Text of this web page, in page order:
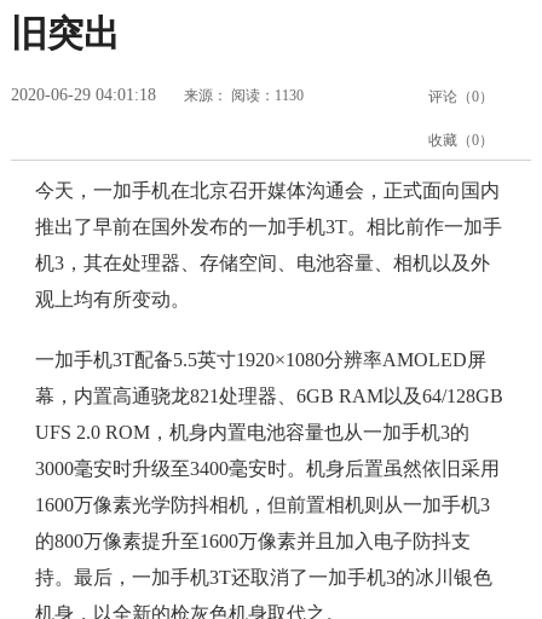
旧突出
2020-06-29 04:01:18 来源： 阅读：1130 评论（0）
收藏（0）
今天，一加手机在北京召开媒体沟通会，正式面向国内
推出了早前在国外发布的一加手机3T。相比前作一加手
机3，其在处理器、存储空间、电池容量、相机以及外
观上均有所变动。
一加手机3T配备5.5英寸1920×1080分辨率AMOLED屏
幕，内置高通骁龙821处理器、6GB RAM以及64/128GB
UFS 2.0 ROM，机身内置电池容量也从一加手机3的
3000毫安时升级至3400毫安时。机身后置虽然依旧采用
1600万像素光学防抖相机，但前置相机则从一加手机3
的800万像素提升至1600万像素并且加入电子防抖支
持。最后，一加手机3T还取消了一加手机3的冰川银色
机身，以全新的枪灰色机身取代之。